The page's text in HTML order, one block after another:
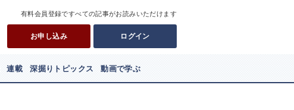
有料会員登録ですべての記事がお読みいただけます
お申し込み ログイン
連載 深掘りトピックス 動画で学ぶ